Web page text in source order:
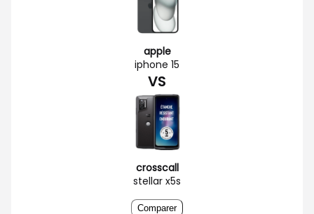
apple
iphone 15
VS
crosscall
stellar x5s
Comparer